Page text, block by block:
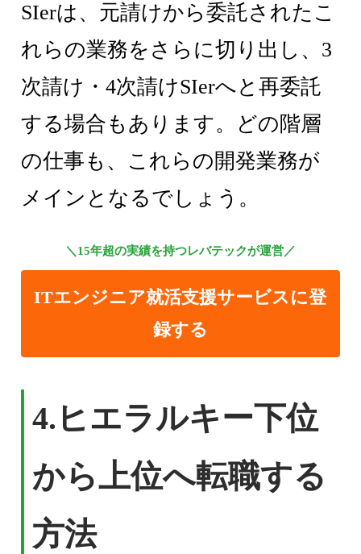
SIerは、元請けから委託されたこ
れらの業務をさらに切り出し、3
次請け・4次請けSIerへと再委託
する場合もあります。どの階層
の仕事も、これらの開発業務が
メインとなるでしょう。
＼15年超の実績を持つレバテックが運営／
ITエンジニア就活支援サービスに登
録する
4.ヒエラルキー下位
から上位へ転職する
方法